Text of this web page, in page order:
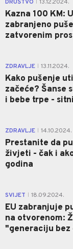
DRUŠTVO 13.12.2024.
Kazna 100 KM:
zabranjeno
zatvorenim
ZDRAVLJE 13.11.2024.
Kako pušenje
začeće? Šanse
i bebe trpe -
ZDRAVLJE 14.10.2024.
Prestanite da
živjeti - čak i
godina
SVIJET 18.09.2024.
EU zabranjuje
na otvorenom:
"generaciju bez